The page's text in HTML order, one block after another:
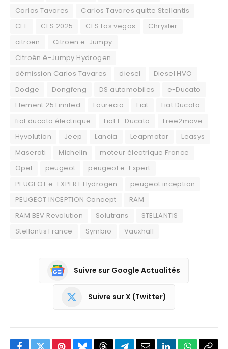
Carlos Tavares
Carlos Tavares quitte Stellantis
CEE
CES 2025 CES Las vegas
Chrysler
citroen
Citroen e-Jumpy
Citroën ë-Jumpy Hydrogen
démission Carlos Tavares
diesel
Diesel HVO
Dodge
Dongfeng DS automobiles
e-Ducato
Element 25 Limited
Faurecia Fiat
Fiat Ducato
fiat ducato électrique
Fiat E-Ducato
Free2move
Hyvolution
Jeep Lancia Leapmotor
Leasys
Maserati
Michelin
moteur électrique France
Opel
peugeot
peugeot e-Expert
PEUGEOT e-EXPERT Hydrogen
peugeot inception
PEUGEOT INCEPTION Concept
RAM
RAM BEV Revolution
Solutrans
STELLANTIS
Stellantis France
Symbio Vauxhall
Suivre sur Google Actualités
Suivre sur X (Twitter)